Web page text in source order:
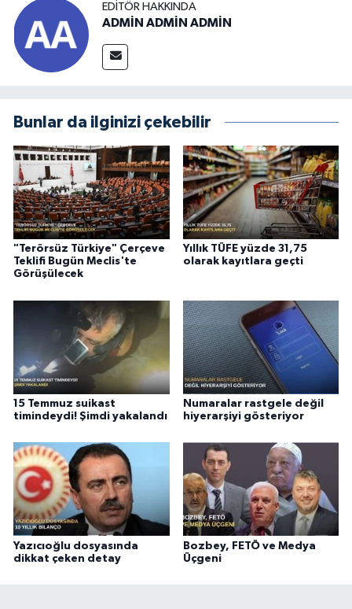
EDITÖR HAKKINDA
ADMİN ADMİN ADMİN
Bunlar da ilginizi çekebilir
"Terörsüz Türkiye" Çerçeve
Teklifi Bugün Meclis'te
Görüşülecek
Yıllık TÜFE yüzde 31,75
olarak kayıtlara geçti
15 Temmuz suikast
timindeydi! Şimdi yakalandı
Numaralar rastgele değil
hiyerarşiyi gösteriyor
Yazıcıoğlu dosyasında
dikkat çeken detay
Bozbey, FETÖ ve Medya
Üçgeni